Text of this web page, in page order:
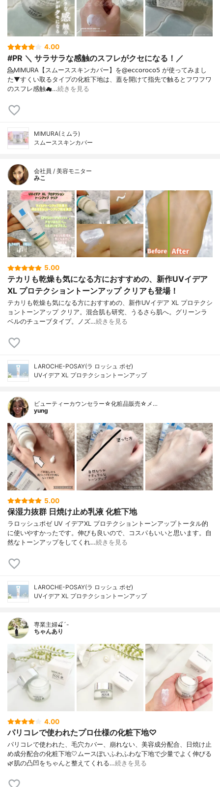
4.00
#PR ＼ サラサラな感触のスフレがクセになる！／
💁MIMURA【スムーススキンカバー】を@𝖾𝖼𝖼𝗈𝗋𝗈𝖼𝗈𝟧 が使ってみまし
た⁡⁡▼⁡すくい取るタイプの化粧下地は、蓋を開けて指先で触るとフワフワ
のスフレ感触☁…続きを見る
MIMURA(ミムラ)
スムーススキンカバー
会社員 / 美容モニター
みこ
5.00
テカリも乾燥も気になる方におすすめの、新作UVイデア
XL プロテクショントーンアップ クリアも登場！
テカリも乾燥も気になる方におすすめの、新作UVイデア XL プロテクシ
ョントーンアップ クリア。混合肌も研究、うるさら肌へ。グリーンラ
ベルのチューブタイプ。ノズ…続きを見る
LAROCHE-POSAY(ラ ロッシュ ポゼ)
UVイデア XL プロテクショントーンアップ
ビューティーカウンセラー☆化粧品販売☆メ…
yung
5.00
保湿力抜群 日焼け止め乳液 化粧下地
ラロッシュポゼ UV イデアXL プロテクショントーンアップトータル的
に使いやすかったです。伸びも良いので、コスパもいいと思います。自
然なトーンアップをしてくれ…続きを見る
LAROCHE-POSAY(ラ ロッシュ ポゼ)
UVイデア XL プロテクショントーンアップ
専業主婦🍒´-
ちゃんあり
4.00
パリコレで使われたプロ仕様の化粧下地♡
パリコレで使われた、毛穴カバー、崩れない、美容成分配合、日焼け止
め成分配合の化粧下地🤍ムースぽいふわふわな下地で少量でよく伸びる
🌿肌の凸凹をちゃんと整えてくれる…続きを見る